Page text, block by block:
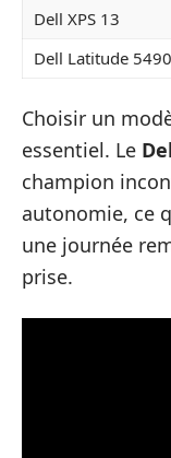
Dell XPS 13
Dell Latitude 5490
Choisir un
essentiel. Le
champion
autonomie, ce
une journée
prise.